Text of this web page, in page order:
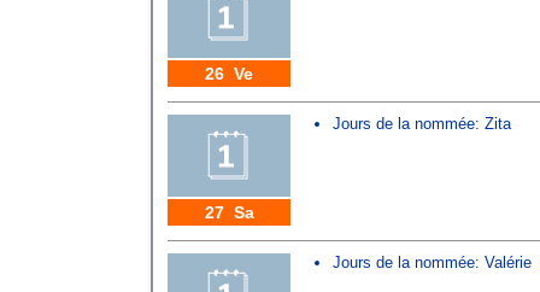
26 Ve
27 Sa
Jours de la nommée: Zita
Jours de la nommée: Valérie